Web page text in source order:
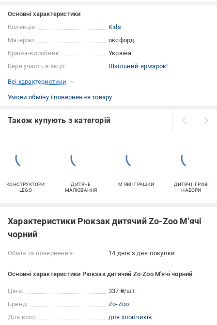
Основні характеристики
Колекція:
Kids
Матеріал:
оксфорд
Країна-виробник:
Україна
Бере участь в акції:
Шкільний ярмарок!
Всі характеристики
Умови обміну і повернення товару
Також купують з категорій
КОНСТРУКТОРИ
LEGO
ДИТЯЧЕ
МАЛЮВАННЯ
М'ЯКІ ІГРАШКИ
ДИТЯЧІ ІГРОВІ
НАБОРИ
Характеристики Рюкзак дитячий Zo-Zoo М'ячі
чорний
Обмін та повернення: 14 днів з дня покупки
Основні характеристики Рюкзак дитячий Zo-Zoo М'ячі чорний
Ціна:
337 ₴/шт.
Бренд:
Zo-Zoo
Для кого:
для хлопчиків